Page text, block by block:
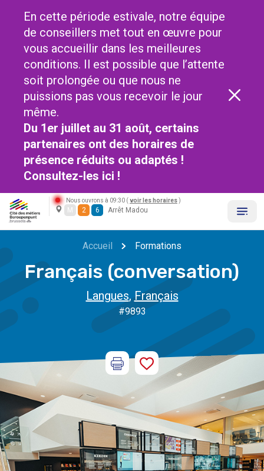
En cette période estivale, notre équipe
de conseillers met tout en œuvre pour
vous accueillir dans les meilleures
conditions. Il est possible que l’attente
soit prolongée ou que nous ne
puissions pas vous recevoir le jour
même.
Du 1er juillet au 31 août, certains
partenaires ont des horaires de
présence réduits ou adaptés !
Consultez-les ici !
Nous ouvrons à 09:30 ( voir les horaires )
M 2 6 Arrêt Madou
Accueil Formations
Français (conversation)
Langues, Français
#9893